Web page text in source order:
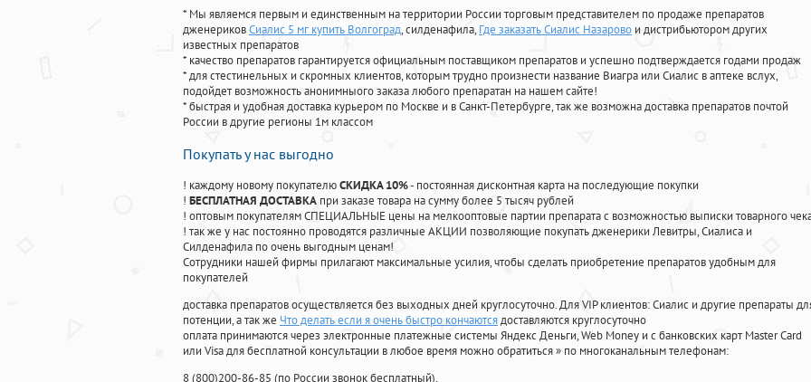
* Мы являемся первым и единственным на территории России торговым представителем по продаже препаратов
дженериковСиалис 5 мг купить Волгоград, силденафила, Где заказать Сиалис Назарово и дистрибьютором других
известных препаратов
* качество препаратов гарантируется официальным поставщиком препаратов и успешно подтверждается годами продаж
* для стестинельных и скромных клиентов, которым трудно произнести название Виагра или Сиалис в аптеке вслух,
подойдет возможность анонимныого заказа любого препаратан на нашем сайте!
* быстрая и удобная доставка курьером по Москве и в Санкт-Петербурге, так же возможна доставка препаратов почтой
России в другие регионы 1м классом
Покупать у нас выгодно
! каждому новому покупателюСКИДКА 10%- постоянная дисконтная карта на последующие покупки
! БЕСПЛАТНАЯ ДОСТАВКА при заказе товара на сумму более 5 тысяч рублей
! оптовым покупателям СПЕЦИАЛЬНЫЕ цены на мелкооптовые партии препарата с возможностью выписки товарного
! так же у нас постоянно проводятся различные АКЦИИ позволяющие покупать дженерики Левитры, Сиалиса и
Силденафила по очень выгодным ценам!
Cотрудники нашей фирмы прилагают максимальные усилия, чтобы сделать приобретение препаратов удобным для
покупателей
доставка препаратов осуществляется без выходных дней круглосуточно. Для VIP клиентов: Сиалис и другие препараты
потенции, а так же Что делать если я очень быстро кончаютсядоставляются круглосуточно
оплата принимаются через электронные платежные системы Яндекс Деньги, Web Money и с банковских карт Master Card
или Visa для бесплатной консультации в любое время можно обратиться» по многоканальным телефонам:
8(800)200-86-85 (по России звонок бесплатный),